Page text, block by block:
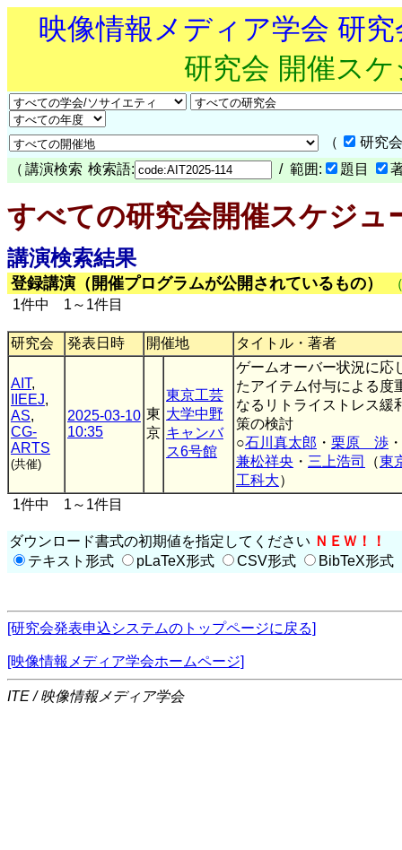
映像情報メディア学会 研
研究会 開催ス
（
研究
（ 講演検索 検索語: / 範囲: 題目
すべての研究会開催スケジュ
講演検索結果
登録講演（開催プログラムが公開されているもの）
1件中 1～1件目
研究会 発表日時 開催地 タイトル・著者
AIT,
IIEEJ,
AS,
CG-
ARTS
(共催)
2025-03-10
10:35
東
京
東京工芸
大学中野
キャンバ
ス6号館
ゲームオーバー状況に応
たアイテム付与による度
なるリトライストレス緩
策の検討
○石川真太郎 ・ 栗原 渉 ・
兼松祥央 ・ 三上浩司 （東
工科大）
1件中 1～1件目
ダウンロード書式の初期値を指定してください ＮＥＷ！！
テキスト形式
pLaTeX形式 CSV形式 BibTeX形式
[研究会発表申込システムのトップページに戻る]
[映像情報メディア学会ホームページ]
ITE / 映像情報メディア学会